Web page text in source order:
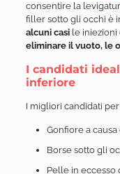
consentire la
filler sotto gli occhi è
alcuni casile iniezioni
eliminare il vuoto, le
I candidati
inferiore
I migliori candidati
Gonfiore a
Borse sotto gli
Pelle in